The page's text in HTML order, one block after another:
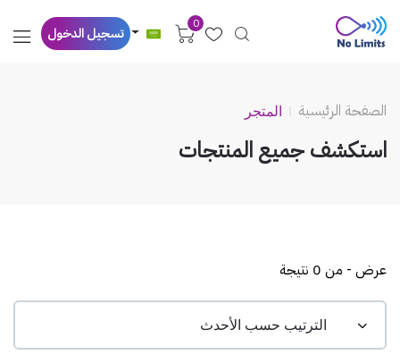
0
تسجيل الدخول
الصفحة الرئيسية المتجر
استكشف جميع المنتجات
عرض - من 0 نتيجة